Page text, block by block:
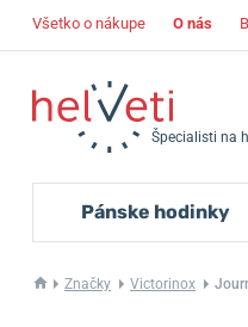
Všetko o nákupe O nás
Špecialisti na
Pánske hodinky
Značky Victorinox